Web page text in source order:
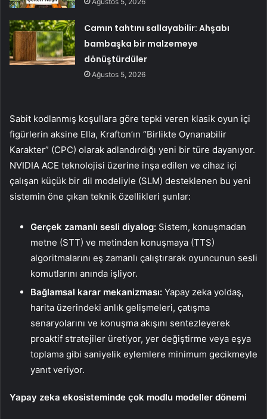
Camın tahtını sallayabilir: Ahşabı
bambaşka bir malzemeye
dönüştürdüler
Ağustos 5, 2026
Sabit kodlanmış koşullara göre tepki veren klasik oyun içi
figürlerin aksine Ella, Krafton’ın “Birlikte Oynanabilir
Karakter” (CPC) olarak adlandırdığı yeni bir türe dayanıyor.
NVIDIA ACE teknolojisi üzerine inşa edilen ve cihaz içi
çalışan küçük bir dil modeliyle (SLM) desteklenen bu yeni
sistemin öne çıkan teknik özellikleri şunlar:
Gerçek zamanlı sesli diyalog: Sistem, konuşmadan
metne (STT) ve metinden konuşmaya (TTS)
algoritmalarını eş zamanlı çalıştırarak oyuncunun sesli
komutlarını anında işliyor.
Bağlamsal karar mekanizması: Yapay zeka yoldaş,
harita üzerindeki anlık gelişmeleri, çatışma
senaryolarını ve konuşma akışını sentezleyerek
proaktif stratejiler üretiyor, yer değiştirme veya eşya
toplama gibi saniyelik eylemlere minimum gecikmeyle
yanıt veriyor.
Yapay zeka ekosisteminde çok modlu modeller dönemi